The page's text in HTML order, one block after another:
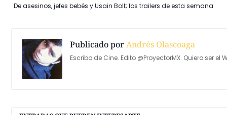
De asesinos, jefes bebés y Usain Bolt; los trailers de esta semana
Publicado porAndrés Olascoaga
Escribo de Cine. Edito @ProyectorMX. Quiero ser